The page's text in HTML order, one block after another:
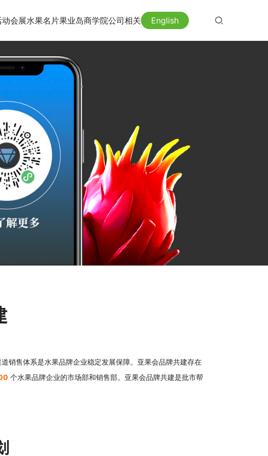
动会展水果名片果业岛商学院公司相关 English
销售体系是水果品牌企业稳定发展保障。亚果会品牌共建存在
个水果品牌企业的市场部和销售部。亚果会品牌共建是批市帮